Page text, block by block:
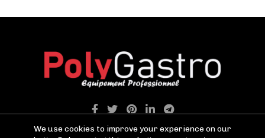
We use cookies to improve your experience on our